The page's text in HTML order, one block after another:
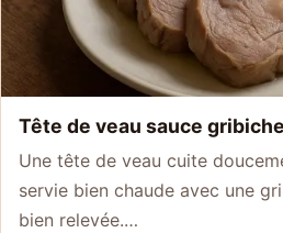
Tête de veau sauce
Une tête de veau cuite
servie bien chaude avec une
bien relevée.…